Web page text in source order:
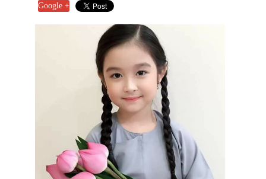
Google +